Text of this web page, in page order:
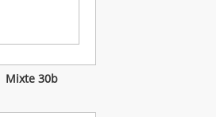
Mixte 30b